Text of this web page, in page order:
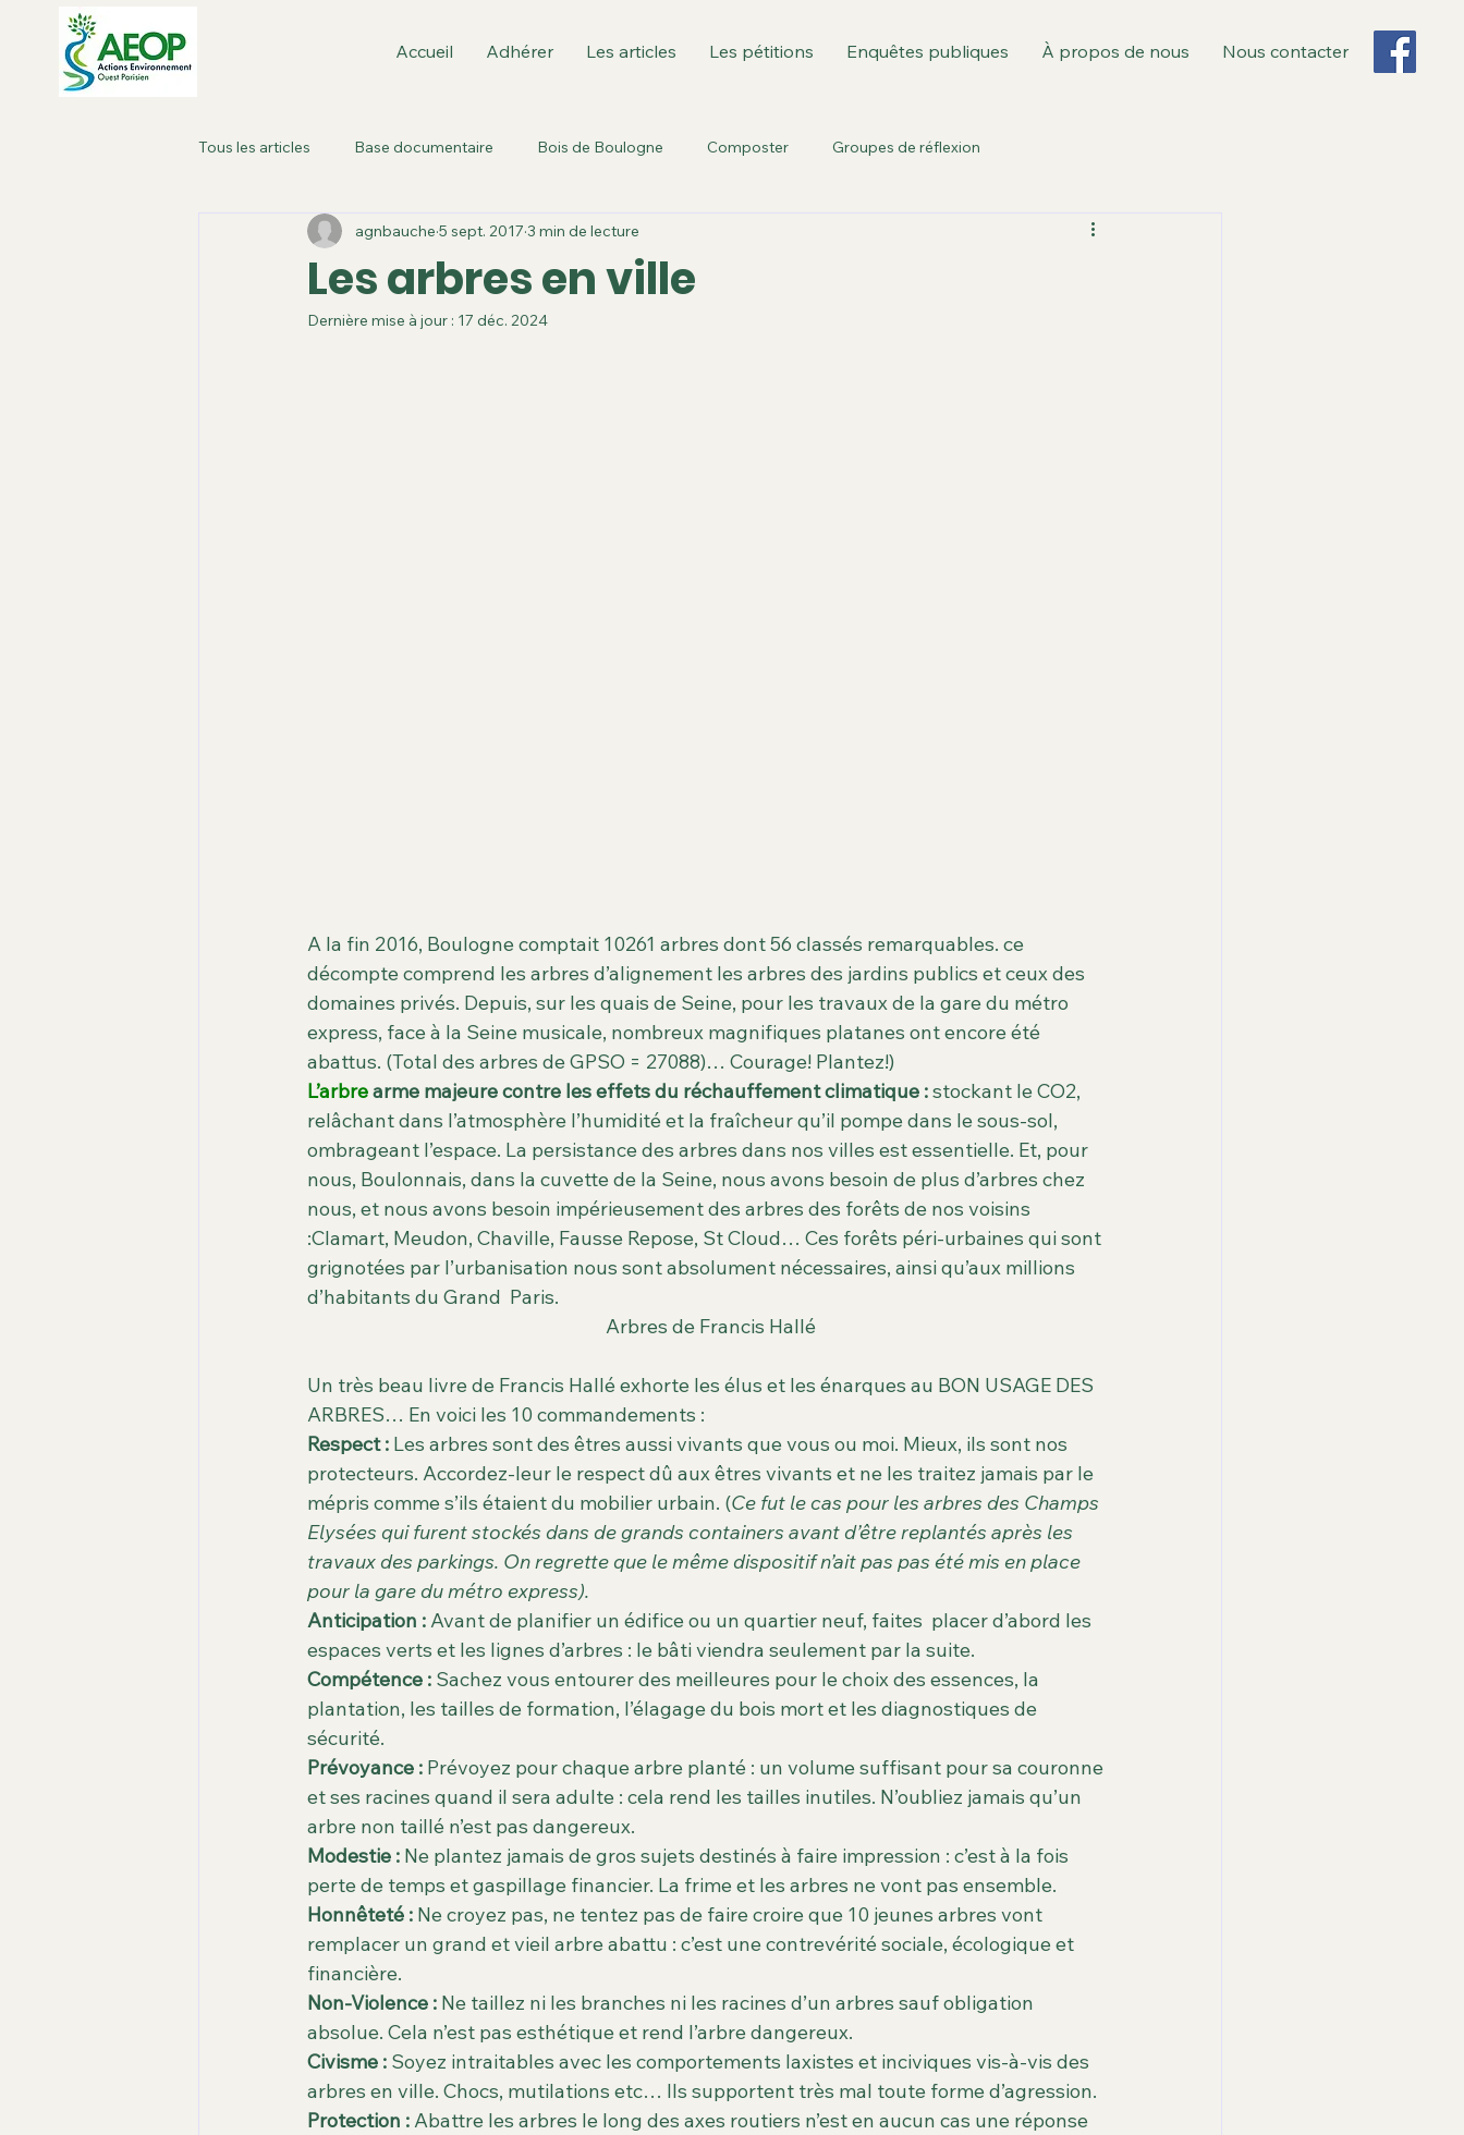
Accueil Adhérer Les articles Les pétitions Enquêtes publiques À propos de nous Nous contacter
Tous les articles Base documentaire Bois de Boulogne Composter Groupes de réflexion
Boulogne-Billancourt : dans la vill Environnement culturel
Métropole de Paris Paris Ouest: GPSO/T3
Les arbres en ville
agnbauche 5 sept. 2017 3 min de lecture
Dernière mise à jour : 17 déc. 2024
A la fin 2016, Boulogne comptait 10261 arbres dont 56 classés remarquables. ce
décompte comprend les arbres d’alignement les arbres des jardins publics et ceux des
domaines privés. Depuis, sur les quais de Seine, pour les travaux de la gare du métro
express, face à la Seine musicale, nombreux magnifiques platanes ont encore été
abattus. (Total des arbres de GPSO = 27088)… Courage! Plantez!)
L’arbre arme majeure contre les effets du réchauffement climatique : stockant le CO2,
relâchant dans l’atmosphère l’humidité et la fraîcheur qu’il pompe dans le sous-sol,
ombrageant l’espace. La persistance des arbres dans nos villes est essentielle. Et, pour
nous, Boulonnais, dans la cuvette de la Seine, nous avons besoin de plus d’arbres chez
nous, et nous avons besoin impérieusement des arbres des forêts de nos voisins
:Clamart, Meudon, Chaville, Fausse Repose, St Cloud… Ces forêts péri-urbaines qui sont
grignotées par l’urbanisation nous sont absolument nécessaires, ainsi qu’aux millions
d’habitants du Grand  Paris.
Arbres de Francis Hallé
Un très beau livre de Francis Hallé exhorte les élus et les énarques au BON USAGE DES
ARBRES… En voici les 10 commandements :
Respect : Les arbres sont des êtres aussi vivants que vous ou moi. Mieux, ils sont nos
protecteurs. Accordez-leur le respect dû aux êtres vivants et ne les traitez jamais par le
mépris comme s’ils étaient du mobilier urbain. (Ce fut le cas pour les arbres des Champs
Elysées qui furent stockés dans de grands containers avant d’être replantés après les
travaux des parkings. On regrette que le même dispositif n’ait pas pas été mis en place
pour la gare du métro express).
Anticipation : Avant de planifier un édifice ou un quartier neuf, faites  placer d’abord les
espaces verts et les lignes d’arbres : le bâti viendra seulement par la suite.
Compétence : Sachez vous entourer des meilleures pour le choix des essences, la
plantation, les tailles de formation, l’élagage du bois mort et les diagnostiques de
sécurité.
Prévoyance : Prévoyez pour chaque arbre planté : un volume suffisant pour sa couronne
et ses racines quand il sera adulte : cela rend les tailles inutiles. N’oubliez jamais qu’un
arbre non taillé n’est pas dangereux.
Modestie : Ne plantez jamais de gros sujets destinés à faire impression : c’est à la fois
perte de temps et gaspillage financier. La frime et les arbres ne vont pas ensemble.
Honnêteté : Ne croyez pas, ne tentez pas de faire croire que 10 jeunes arbres vont
remplacer un grand et vieil arbre abattu : c’est une contrevérité sociale, écologique et
financière.
Non-Violence : Ne taillez ni les branches ni les racines d’un arbres sauf obligation
absolue. Cela n’est pas esthétique et rend l’arbre dangereux.
Civisme : Soyez intraitables avec les comportements laxistes et inciviques vis-à-vis des
arbres en ville. Chocs, mutilations etc… Ils supportent très mal toute forme d’agression.
Protection : Abattre les arbres le long des axes routiers n’est en aucun cas une réponse